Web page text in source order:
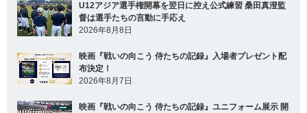
U12アジア選手権開幕を翌日に控え公式練習 桑田真澄監
督は選手たちの言動に手応え
2026年8月8日
映画『戦いの向こう 侍たちの記録』入場者プレゼント配
布決定！
2026年8月7日
映画『戦いの向こう 侍たちの記録』ユニフォーム展示 開